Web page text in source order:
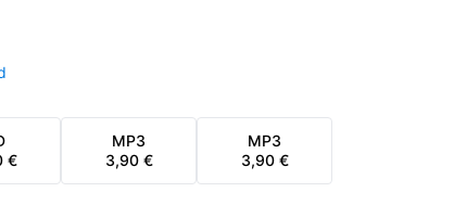
€
MP3
3,90 €
MP3
3,90 €